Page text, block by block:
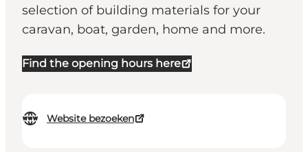
selection of building materials for your
caravan, boat, garden, home and more.
Find the opening hours here
Website bezoeken